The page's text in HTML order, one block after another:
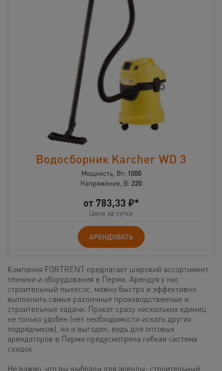
Водосборник Karcher WD 3
Мощность, Вт: 1000
Напряжение, В: 220
от 783,33 ₽*
Цена за сутки
АРЕНДОВАТЬ
Компания FORTRENT предлагает широкий ассортимент
техники и оборудования в Перми. Арендуя у нас
строительный пылесос, можно быстро и эффективно
выполнить самые различные производственные и
строительные задачи. Прокат сразу нескольких единиц
не только удобен (нет необходимости искать других
подрядчиков), но и выгоден, ведь для оптовых
арендаторов в Перми предусмотрена гибкая система
скидок.
Не важно, что вы выбрали для аренды: строительный